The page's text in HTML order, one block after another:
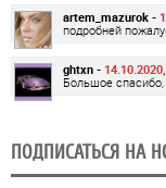
artem_mazurok -
подробней
ghtxn -
Большое
ПОДПИСАТЬСЯ НА